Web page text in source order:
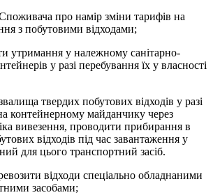
про намір зміни тарифів на
з побутовими відходами;
утримання у належному санітарно-
у разі перебування їх у власності
твердих побутових відходів у разі
контейнерному майданчику через
вивезення, проводити прибирання в
відходів під час завантаження у
для цього транспортний засіб.
відходи спеціально обладнаними
засобами;